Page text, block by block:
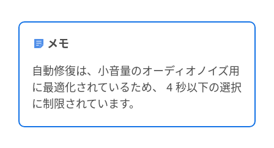
メモ
自動修復は、小音量のオーディオノイズ用
に最適化されているため、 4 秒以下の選択
に制限されています。